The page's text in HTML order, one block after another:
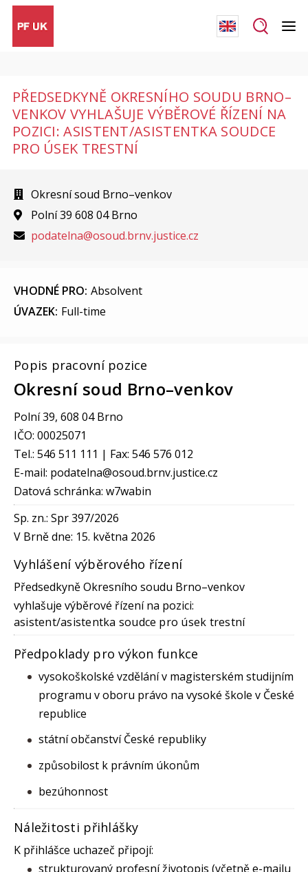
PŘEDSEDKYNĚ OKRESNÍHO SOUDU BRNO–
VENKOV VYHLAŠUJE VÝBĚROVÉ ŘÍZENÍ NA
POZICI: ASISTENT/ASISTENTKA SOUDCE
PRO ÚSEK TRESTNÍ
Okresní soud Brno–venkov
Polní 39 608 04 Brno
podatelna@osoud.brnv.justice.cz
VHODNÉ PRO: Absolvent
ÚVAZEK: Full-time
Popis pracovní pozice
Okresní soud Brno–venkov
Polní 39, 608 04 Brno
IČO: 00025071
Tel.: 546 511 111 | Fax: 546 576 012
E-mail: podatelna@osoud.brnv.justice.cz
Datová schránka: w7wabin
Sp. zn.: Spr 397/2026
V Brně dne: 15. května 2026
Vyhlášení výběrového řízení
Předsedkyně Okresního soudu Brno–venkov
vyhlašuje výběrové řízení na pozici:
asistent/asistentka soudce pro úsek trestní
Předpoklady pro výkon funkce
vysokoškolské vzdělání v magisterském studijním
programu v oboru právo na vysoké škole v České
republice
státní občanství České republiky
způsobilost k právním úkonům
bezúhonnost
Náležitosti přihlášky
K přihlášce uchazeč připojí:
strukturovaný profesní životopis (včetně e-mailu